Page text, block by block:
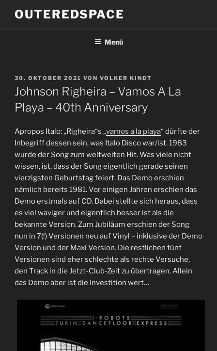
InhaltOUTEREDSPACE
Menü
VERÖFFENTLICHT
AM
30. OKTOBER 2021 VON VOLKER KINDT
Johnson Righeira – Vamos A La
Playa – 40th Anniversary
Apropos Italo: „Righeira“s „vamos a la playa“ dürfte der
Inbegriff dessen sein, was Italo Disco war/ist. 1983
wurde der Song zum weltweiten Hit. Was viele nicht
wissen, ist, dass der Song eigentlich gerade seinen
vierzigsten Geburtstag feiert. Das Demo erschien
nämlich bereits 1981. Vor einigen Jahren erschien das
Demo erstmals auf CD. Dabei stellte sich heraus, dass
es viel waviger und eigentlich besser ist als die
bekannte Version. Zum Jubiläum erschien der Song
nun in 7(!) Versionen neu auf Vinyl – inklusive der Demo
Version und der Maxi Version. Die restlichen fünf
Versionen sind eher schlechte als rechte Versuche,
den Track in die Jetzt-Club-Zeit zu übertragen. Allein
das Demo aber ist die Investition wert…